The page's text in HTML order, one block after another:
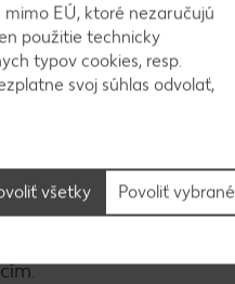
Pavlove
sa dajú
povaríme
mimo EÚ, ktoré nezaručujú
použitie technicky
typov cookies, resp.
svoj súhlas odvolať,
Povoliť vybrané
všetky